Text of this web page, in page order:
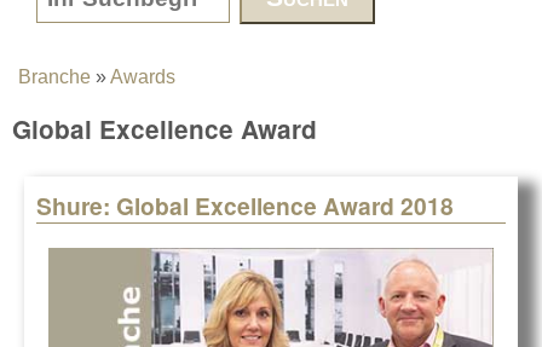
Search form
You are here
Branche »Awards
Global Excellence Award
Shure: Global Excellence Award 2018